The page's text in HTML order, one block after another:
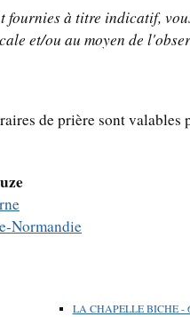
fournies à titre indicatif,
et/ou au moyen de
de prière sont
Normandie
LA CHAPELLE BICHE -